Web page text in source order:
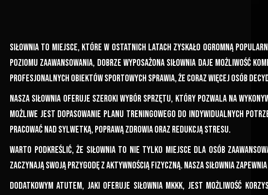
Siłownia to miejsce, które w ostatnich latach zyskało ogromną
poziomu zaawansowania, dobrze wyposażona siłownia daje możliwość
profesjonalnych obiektów sportowych sprawia, że coraz więcej osób
Nasza siłownia oferuje szeroki wybór sprzętu, który pozwala na
możliwe jest dopasowanie planu treningowego do indywidualnych
pracować nad sylwetką, poprawą zdrowia oraz redukcją stresu.
Warto podkreślić, że siłownia to nie tylko miejsce dla osób
zaczynają swoją przygodę z aktywnością fizyczną. Nasza siłownia
Dodatkowym atutem, jaki oferuje siłownia MKKK, jest możliwość